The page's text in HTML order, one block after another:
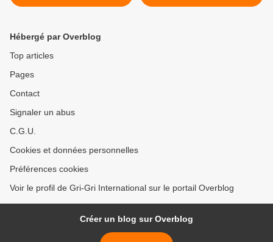
Hébergé par Overblog
Top articles
Pages
Contact
Signaler un abus
C.G.U.
Cookies et données personnelles
Préférences cookies
Voir le profil de Gri-Gri International sur le portail Overblog
Créer un blog sur Overblog